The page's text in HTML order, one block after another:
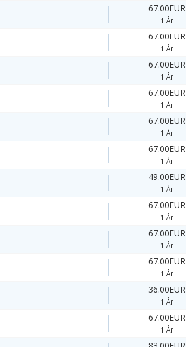
67.00EUR
1 År
67.00EUR
1 År
67.00EUR
1 År
67.00EUR
1 År
67.00EUR
1 År
67.00EUR
1 År
49.00EUR
1 År
67.00EUR
1 År
67.00EUR
1 År
67.00EUR
1 År
36.00EUR
1 År
67.00EUR
1 År